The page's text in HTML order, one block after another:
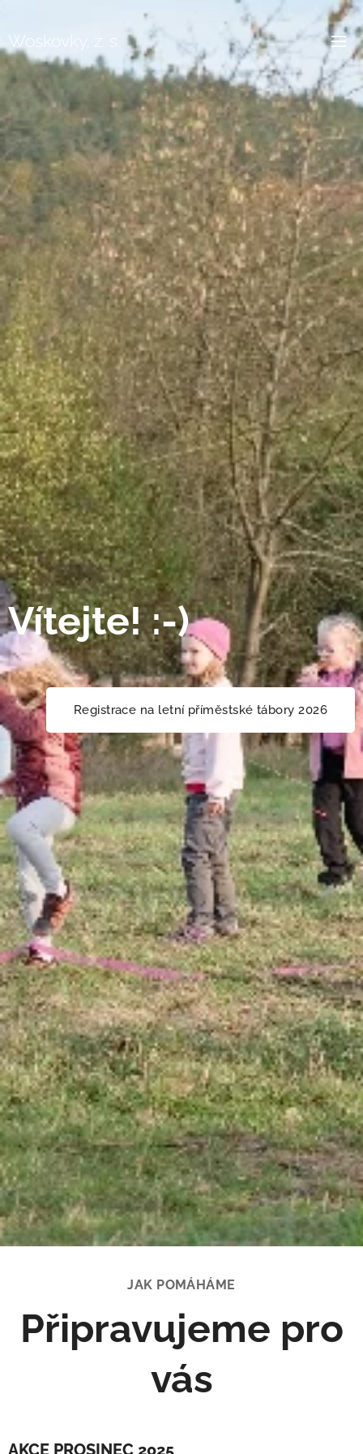
Woskovky, z. s.
Vítejte! :-)
Registrace na letní příměstské tábory 2026
JAK POMÁHÁME
Připravujeme pro
vás
AKCE PROSINEC 2025